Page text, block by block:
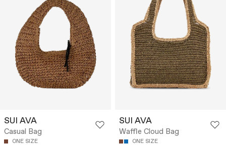
SUI AVA
Casual Bag
ONE SIZE
SUI AVA
Waffle Cloud Bag
ONE SIZE